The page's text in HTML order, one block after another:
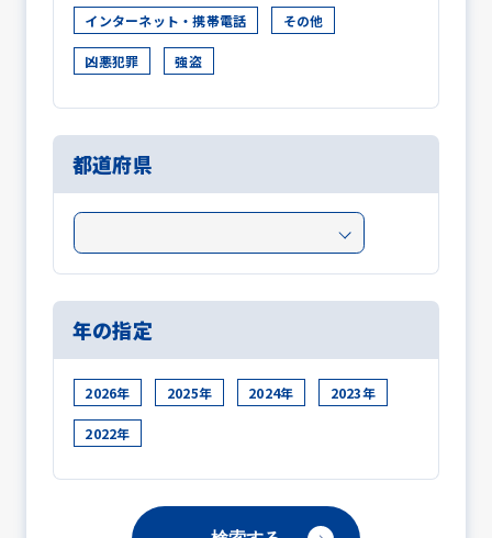
インターネット・携帯電話 その他
凶悪犯罪 強盗
都道府県
年の指定
2026年 2025年 2024年 2023年
2022年